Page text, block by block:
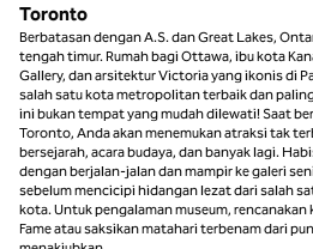
Toronto
Berbatasan dengan A.S. dan Great Lakes,
tengah timur. Rumah bagi Ottawa, ibu kota
Gallery, dan arsitektur Victoria yang ikonis di
salah satu kota metropolitan terbaik dan
ini bukan tempat yang mudah dilewati! Saat
Toronto, Anda akan menemukan atraksi tak
bersejarah, acara budaya, dan banyak lagi.
dengan berjalan-jalan dan mampir ke galeri
sebelum mencicipi hidangan lezat dari salah
kota. Untuk pengalaman museum, rencanakan
Fame atau saksikan matahari terbenam dari